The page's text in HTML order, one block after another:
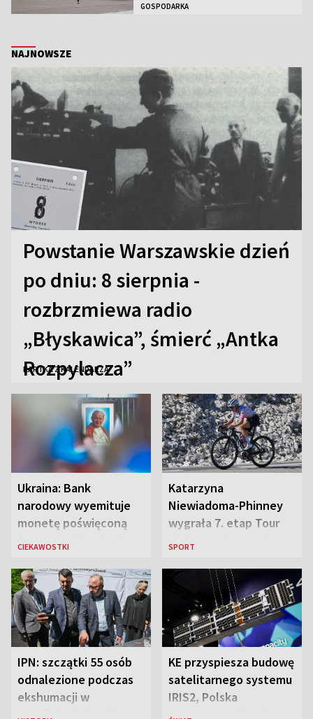
GOSPODARKA
NAJNOWSZE
Powstanie Warszawskie dzień
po dniu: 8 sierpnia -
rozbrzmiewa radio
„Błyskawica”, śmierć „Antka
Rozpylacza”
KARTKA Z KALENDARZA
Ukraina: Bank
narodowy wyemituje
monetę poświęconą
św. Janowi Pawłowi II
CIEKAWOSTKI
Katarzyna
Niewiadoma-Phinney
wygrała 7. etap Tour
de France i została
SPORT
IPN: szczątki 55 osób
odnalezione podczas
ekshumacji w
Ostrówkach i Woli
KE przyspiesza budowę
satelitarnego systemu
IRIS2, Polska
przeznaczy 656 mln